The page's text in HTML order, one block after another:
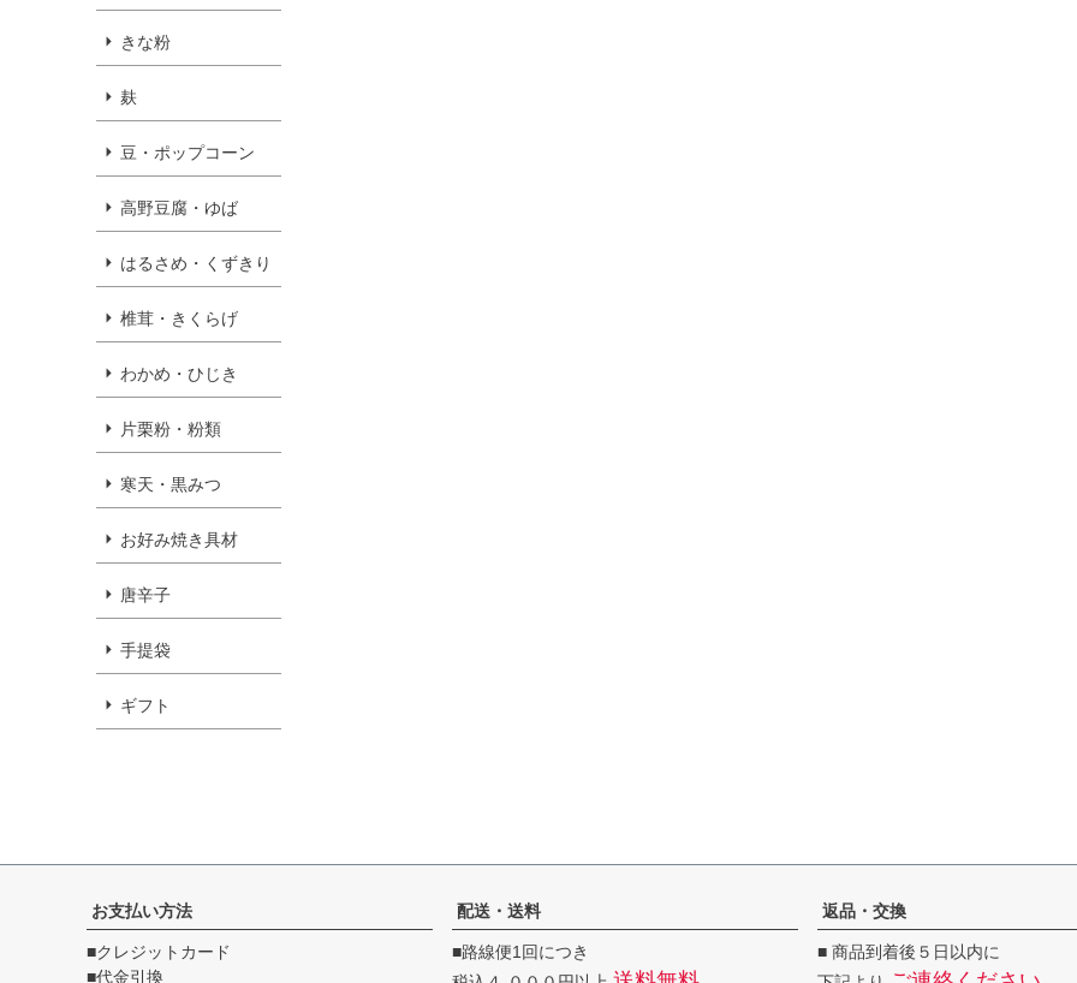
きな粉
麸
豆・ポップコーン
高野豆腐・ゆば
はるさめ・くずきり
椎茸・きくらげ
わかめ・ひじき
片栗粉・粉類
寒天・黒みつ
お好み焼き具材
唐辛子
手提袋
ギフト
お支払い方法
■クレジットカード
■代金引換
配送・送料
■路線便1回につき
返品・交換
■ 商品到着後５日以内に